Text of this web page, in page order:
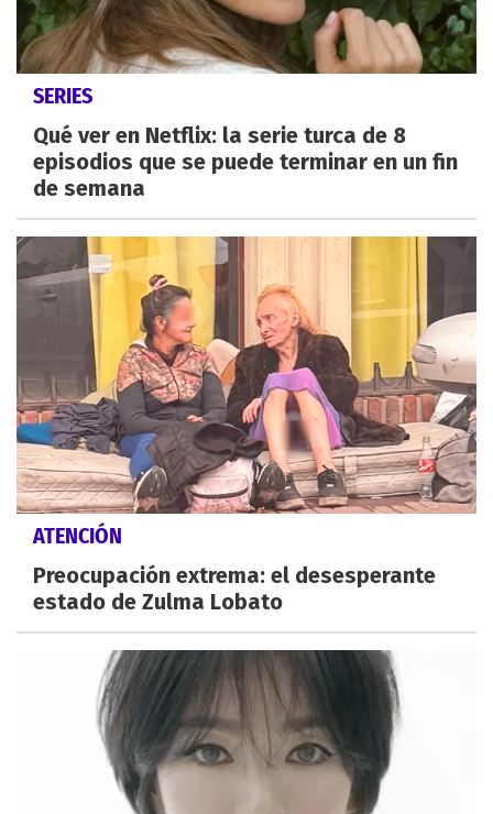
SERIES
Qué ver en Netflix: la serie turca de 8
episodios que se puede terminar en un fin
de semana
ATENCIÓN
Preocupación extrema: el desesperante
estado de Zulma Lobato